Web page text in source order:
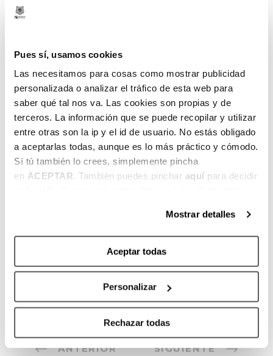
Pues sí, usamos cookies
Las necesitamos para cosas como mostrar publicidad
personalizada o analizar el tráfico de esta web para
saber qué tal nos va. Las cookies son propias y de
terceros. La información que se puede recopilar y utilizar
entre otras son la ip y el id de usuario. No estás obligado
a aceptarlas todas, aunque es lo más práctico y cómodo.
Sí tú también lo crees, simplemente pincha
en ACEPTAR. También puedes pinchar aquí para decidir
Mostrar detalles
Aceptar todas
Personalizar
Rechazar todas
Chemnitz, que gracias a su velocidad
dominó la segunda mitad de la ida para
alcanzar una renta favorable de 25 puntos.
Surne Bilbao Basket llega a Alemania tras
completar en Lugo un gran partido en los
que el equipo de Jaume Ponsarnau fue
capaz de competir durante los cuarenta
minutos para acabar con un favorable 68-
gran momento de forma imponiéndose en
Intentar menguar la capacidad anotadora
de los alemanes, se antoja fundamental.
ANTERIOR SIGUIENTE